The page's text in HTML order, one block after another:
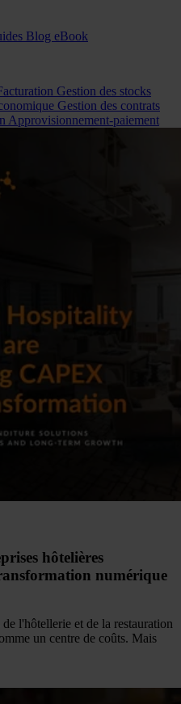
Blog eBook
Gestion des stocks
Gestion des contrats
Approvisionnement-paiement
hôtelières
numérique
l'hôtellerie et de la restauration
un centre de coûts. Mais